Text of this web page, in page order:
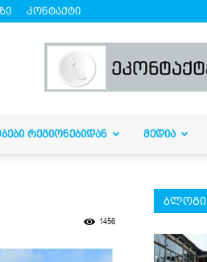
კონტაქტი
ᲠᲔᲒᲘᲝᲜᲔᲑᲘᲓᲐᲜ ᲛᲔᲓᲘᲐ
1456
ბლოგი